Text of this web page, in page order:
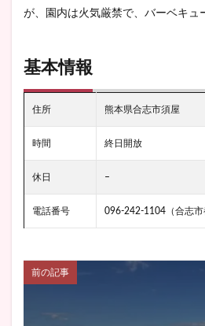
が、園内は火気厳禁で、バーベキュ
基本情報
住所 熊本県合志市須屋
時間 終日開放
休日 –
電話番号 096-242-1104（合志市
前の記事